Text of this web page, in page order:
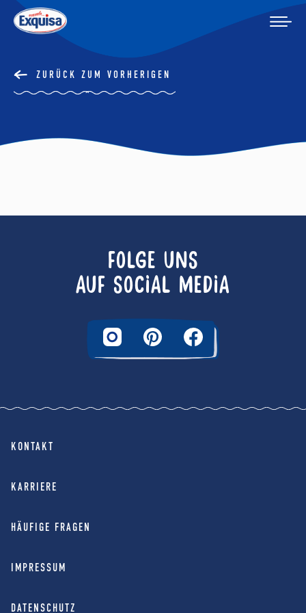
ZURÜCK ZUM VORHERIGEN
FOLGE UNS
AUF SOCIAL MEDIA
KONTAKT
KARRIERE
HÄUFIGE FRAGEN
IMPRESSUM
DATENSCHUTZ